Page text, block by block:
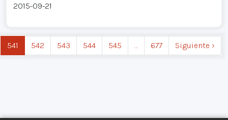
2015-09-21
541 542 543 544 545 677 Siguiente ›